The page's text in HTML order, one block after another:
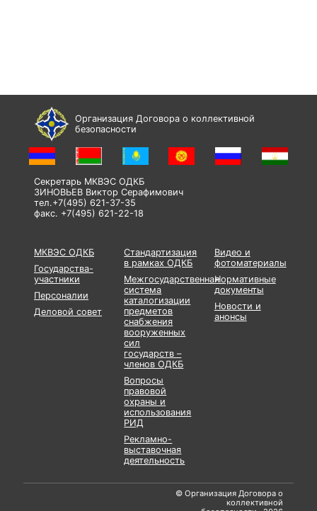
Организация Договора о коллективной
безопасности
Секретарь МКВЭС ОДКБ
ЗИНОВЬЕВ Виктор Серафимович
тел.+7(495) 621-37-35
факс. +7(495) 621-22-18
МКВЭС ОДКБ
Государства-
участники
Персоналии
Деловой совет
Стандартизация
в рамках ОДКБ
Межгосударственная
система
каталогизации
предметов
снабжения
вооруженных
сил
государств –
членов ОДКБ
Вопросы
правовой
охраны и
использования
РИД
Рекламно-
выставочная
деятельность
Видео и
фотоматериалы
Нормативные
документы
Новости и
анонсы
© Организация Договора о
коллективной